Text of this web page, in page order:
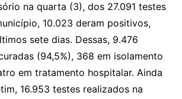
na quarta (3), dos 27.091 testes
10.023 deram positivos,
sete dias. Dessas, 9.476
(94,5%), 368 em isolamento
em tratamento hospitalar. Ainda
16.953 testes realizados na